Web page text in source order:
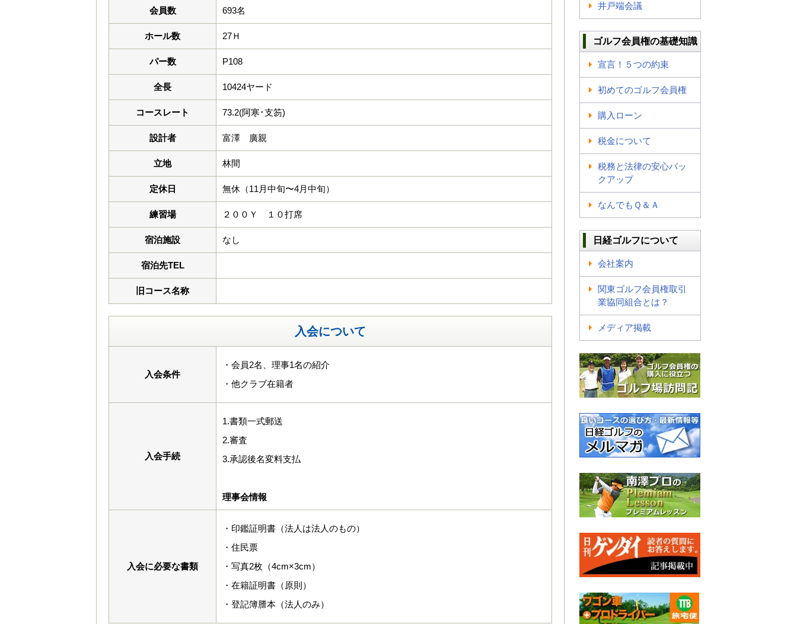
会員数 693名
ホール数 27Ｈ
パー数 P108
全長 10424ヤード
コースレート 73.2(阿寒･支笏)
設計者 富澤 廣親
立地 林間
定休日 無休（11月中旬〜4月中旬）
練習場 ２００Ｙ １０打席
宿泊施設 なし
宿泊先TEL
旧コース名称
入会について
入会条件
・会員2名、理事1名の紹介
・他クラブ在籍者
入会手続
1.書類一式郵送
2.審査
3.承認後名変料支払
理事会情報
入会に必要な書類
・印鑑証明書（法人は法人のもの）
・住民票
・写真2枚（4cm×3cm）
・在籍証明書（原則）
・登記簿謄本（法人のみ）
井戸端会議
ゴルフ会員権の基礎知識
宣言！５つの約束
初めてのゴルフ会員権
購入ローン
税金について
税務と法律の安心バッ
クアップ
なんでもＱ＆Ａ
日経ゴルフについて
会社案内
関東ゴルフ会員権取引
業協同組合とは？
メディア掲載